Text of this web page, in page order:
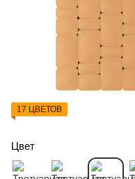
17 ЦВЕТОВ
Цвет